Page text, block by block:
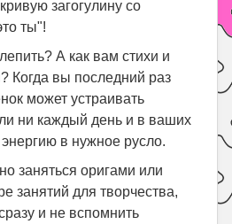
загогулину со
ты"!
А как вам стихи и
Когда вы последний раз
может устраивать
ни каждый день и в ваших
в нужное русло.
заняться оригами или
занятий для творчества,
и не вспомнить